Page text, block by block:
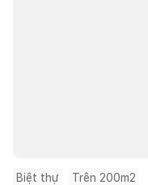
Biệt thự Trên 200m2